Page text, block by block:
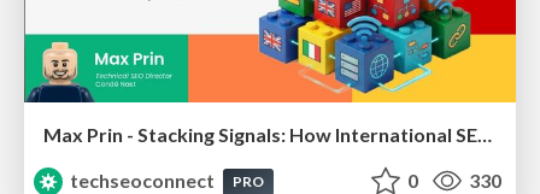
Max Prin - Stacking Signals: How International SEO Comes Together (And Falls Apart)
techseoconnect
PRO 0 330